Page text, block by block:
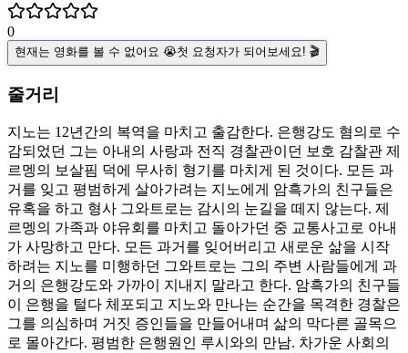
0
현재는 영화를 볼 수 없어요 😭첫 요청자가 되어보세요! 🎬
줄거리
지노는 12년간의 복역을 마치고 출감한다. 은행강도 혐의로 수
감되었던 그는 아내의 사랑과 전직 경찰관이던 보호 감찰관 제
르멩의 보살핌 덕에 무사히 형기를 마치게 된 것이다. 모든 과
거를 잊고 평범하게 살아가려는 지노에게 암흑가의 친구들은
유혹을 하고 형사 그와트로는 감시의 눈길을 떼지 않는다. 제
르멩의 가족과 야유회를 마치고 돌아가던 중 교통사고로 아내
가 사망하고 만다. 모든 과거를 잊어버리고 새로운 삶을 시작
하려는 지노를 미행하던 그와트로는 그의 주변 사람들에게 과
거의 은행강도와 가까이 지내지 말라고 한다. 암흑가의 친구들
이 은행을 털다 체포되고 지노와 만나는 순간을 목격한 경찰은
그를 의심하며 거짓 증인들을 만들어내며 삶의 막다른 골목으
로 몰아간다. 평범한 은행원인 루시와의 만남. 차가운 사회의